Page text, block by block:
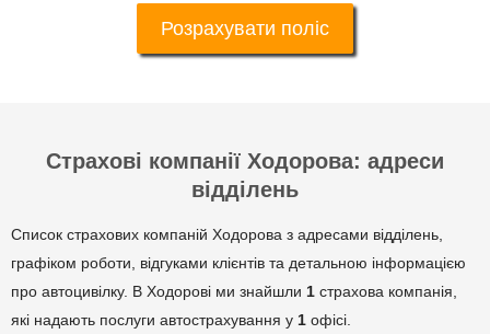
Розрахувати поліс
Страхові компанії Ходорова: адреси
відділень
Список страхових компаній Ходорова з адресами відділень,
графіком роботи, відгуками клієнтів та детальною інформацією
про автоцивілку. В Ходорові ми знайшли 1 страхова компанія,
які надають послуги автострахування у 1 офісі.